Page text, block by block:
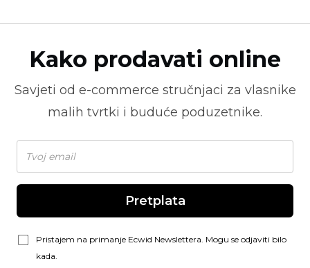
Kako prodavati online
Savjeti od e-commerce stručnjaci za vlasnike
malih tvrtki i buduće poduzetnike.
Pretplata
Pristajem na primanje Ecwid Newslettera. Mogu se odjaviti bilo
kada.